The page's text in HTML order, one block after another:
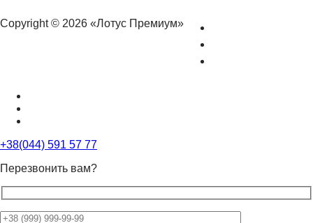
Copyright © 2026 «Лотус Премиум»
+38(044) 591 57 77
Перезвонить вам?